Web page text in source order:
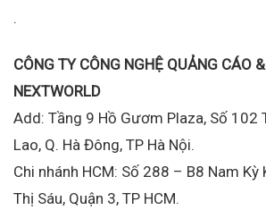
.
CÔNG TY CÔNG NGHỆ QUẢNG CÁO
NEXTWORLD
Add: Tầng 9 Hồ Gươm Plaza, Số 102
Lao, Q. Hà Đông, TP Hà Nội.
Chi nhánh HCM: Số 288 – B8 Nam Kỳ
Thị Sáu, Quận 3, TP HCM.